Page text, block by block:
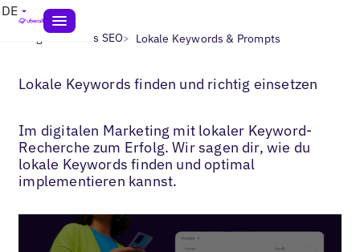
DE
Blogs> Lokales SEO> Lokale Keywords & Prompts
Lokale Keywords finden und richtig einsetzen
Im digitalen Marketing mit lokaler Keyword-
Recherche zum Erfolg. Wir sagen dir, wie du
lokale Keywords finden und optimal
implementieren kannst.